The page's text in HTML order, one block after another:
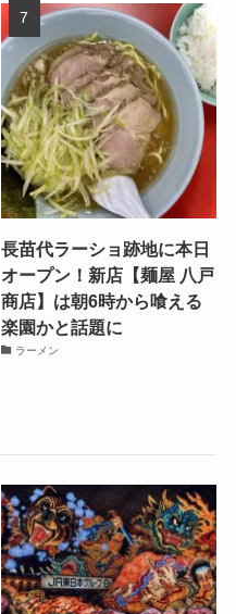
長苗代ラーショ跡地に本日
オープン！新店【麺屋 八戸
商店】は朝6時から喰える
楽園かと話題に
ラーメン